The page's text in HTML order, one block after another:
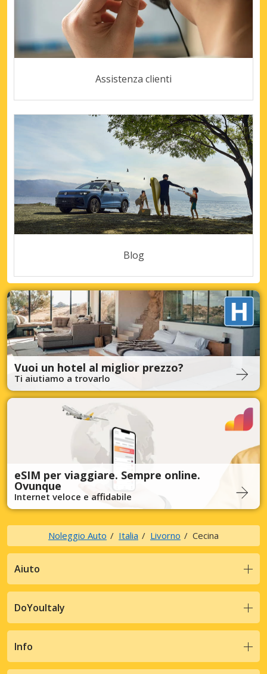
Assistenza clienti
Blog
Vuoi un hotel al miglior prezzo?
Ti aiutiamo a trovarlo
eSIM per viaggiare. Sempre online.
Ovunque
Internet veloce e affidabile
Noleggio Auto Italia Livorno Cecina
Aiuto
DoYouItaly
Info